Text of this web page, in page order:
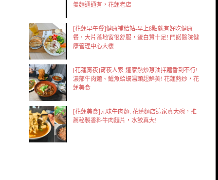
羹麵通通有，花蓮老店
[花蓮早午餐]健康補給站-早上8點就有好吃健康
餐，大片落地窗很舒服，蛋白質十足! 門諾醫院健
康管理中心大樓
[花蓮宵夜]宵夜人家-這家熱炒蔥油拌麵香到不行!
濃郁牛肉麵、鱸魚蛤蠣湯頭超鮮美! 花蓮熱炒，花
蓮美食
[花蓮美食]元味牛肉麵: 花蓮麵店這家真大碗，推
薦秘製香料牛肉麵片，水餃真大!